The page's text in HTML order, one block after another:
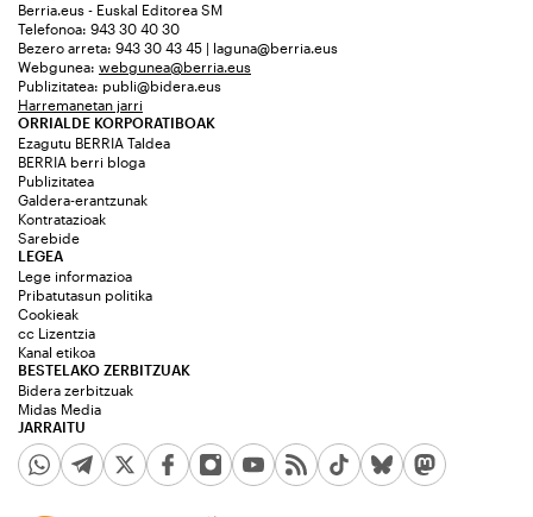
Berria.eus - Euskal Editorea SM
Telefonoa: 943 30 40 30
Bezero arreta: 943 30 43 45 | laguna@berria.eus
Webgunea: webgunea@berria.eus
Publizitatea: publi@bidera.eus
Harremanetan jarri
ORRIALDE KORPORATIBOAK
Ezagutu BERRIA Taldea
BERRIA berri bloga
Publizitatea
Galdera-erantzunak
Kontratazioak
Sarebide
JARRAITU
LEGEA
Lege informazioa
Pribatutasun politika
Cookieak
cc Lizentzia
Kanal etikoa
BESTELAKO ZERBITZUAK
Bidera zerbitzuak
Midas Media